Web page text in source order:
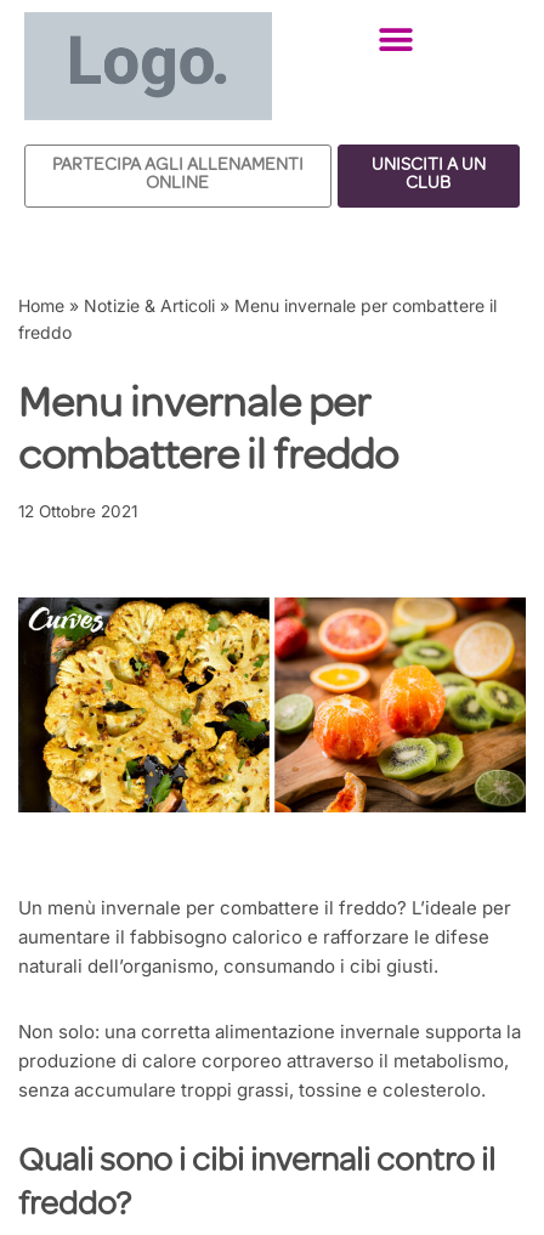
contenuto
PARTECIPA AGLI ALLENAMENTI
ONLINE
UNISCITI A UN
CLUB
Home » Notizie & Articoli » Menu invernale per combattere il
freddo
Menu invernale per
combattere il freddo
12 Ottobre 2021
Un menù invernale per combattere il freddo? L’ideale per
aumentare il fabbisogno calorico e rafforzare le difese
naturali dell’organismo, consumando i cibi giusti.
Non solo: una corretta alimentazione invernale supporta la
produzione di calore corporeo attraverso il metabolismo,
senza accumulare troppi grassi, tossine e colesterolo.
Quali sono i cibi invernali contro il
freddo?